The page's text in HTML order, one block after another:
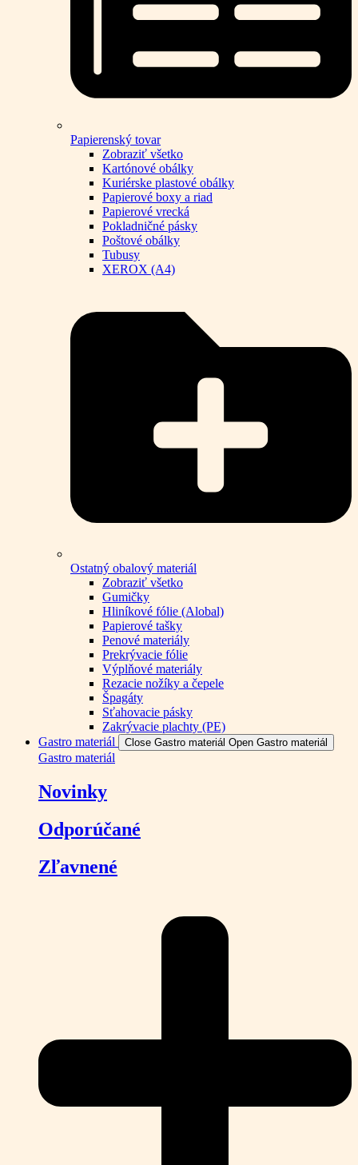
Papierenský tovar
Zobraziť všetko
Kartónové obálky
Kuriérske plastové obálky
Papierové boxy a riad
Papierové vrecká
Pokladničné pásky
Poštové obálky
Tubusy
XEROX (A4)
Ostatný obalový materiál
Zobraziť všetko
Gumičky
Hliníkové fólie (Alobal)
Papierové tašky
Penové materiály
Prekrývacie fólie
Výplňové materiály
Rezacie nožíky a čepele
Špagáty
Sťahovacie pásky
Zakrývacie plachty (PE)
Gastro materiál
Close Gastro materiál Open Gastro materiál
Gastro materiál
Novinky
Odporúčané
Zľavnené